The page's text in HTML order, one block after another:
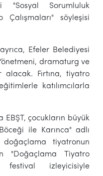
"Sosyal Sorumluluk
söyleşisi
Efeler Belediyesi
dramaturg ve
alacak. Fırtına, tiyatro
katılımcılarla
EBŞT, çocukların büyük
ile Karınca" adlı
tiyatronun
"Doğaçlama Tiyatro
festival izleyicisiyle